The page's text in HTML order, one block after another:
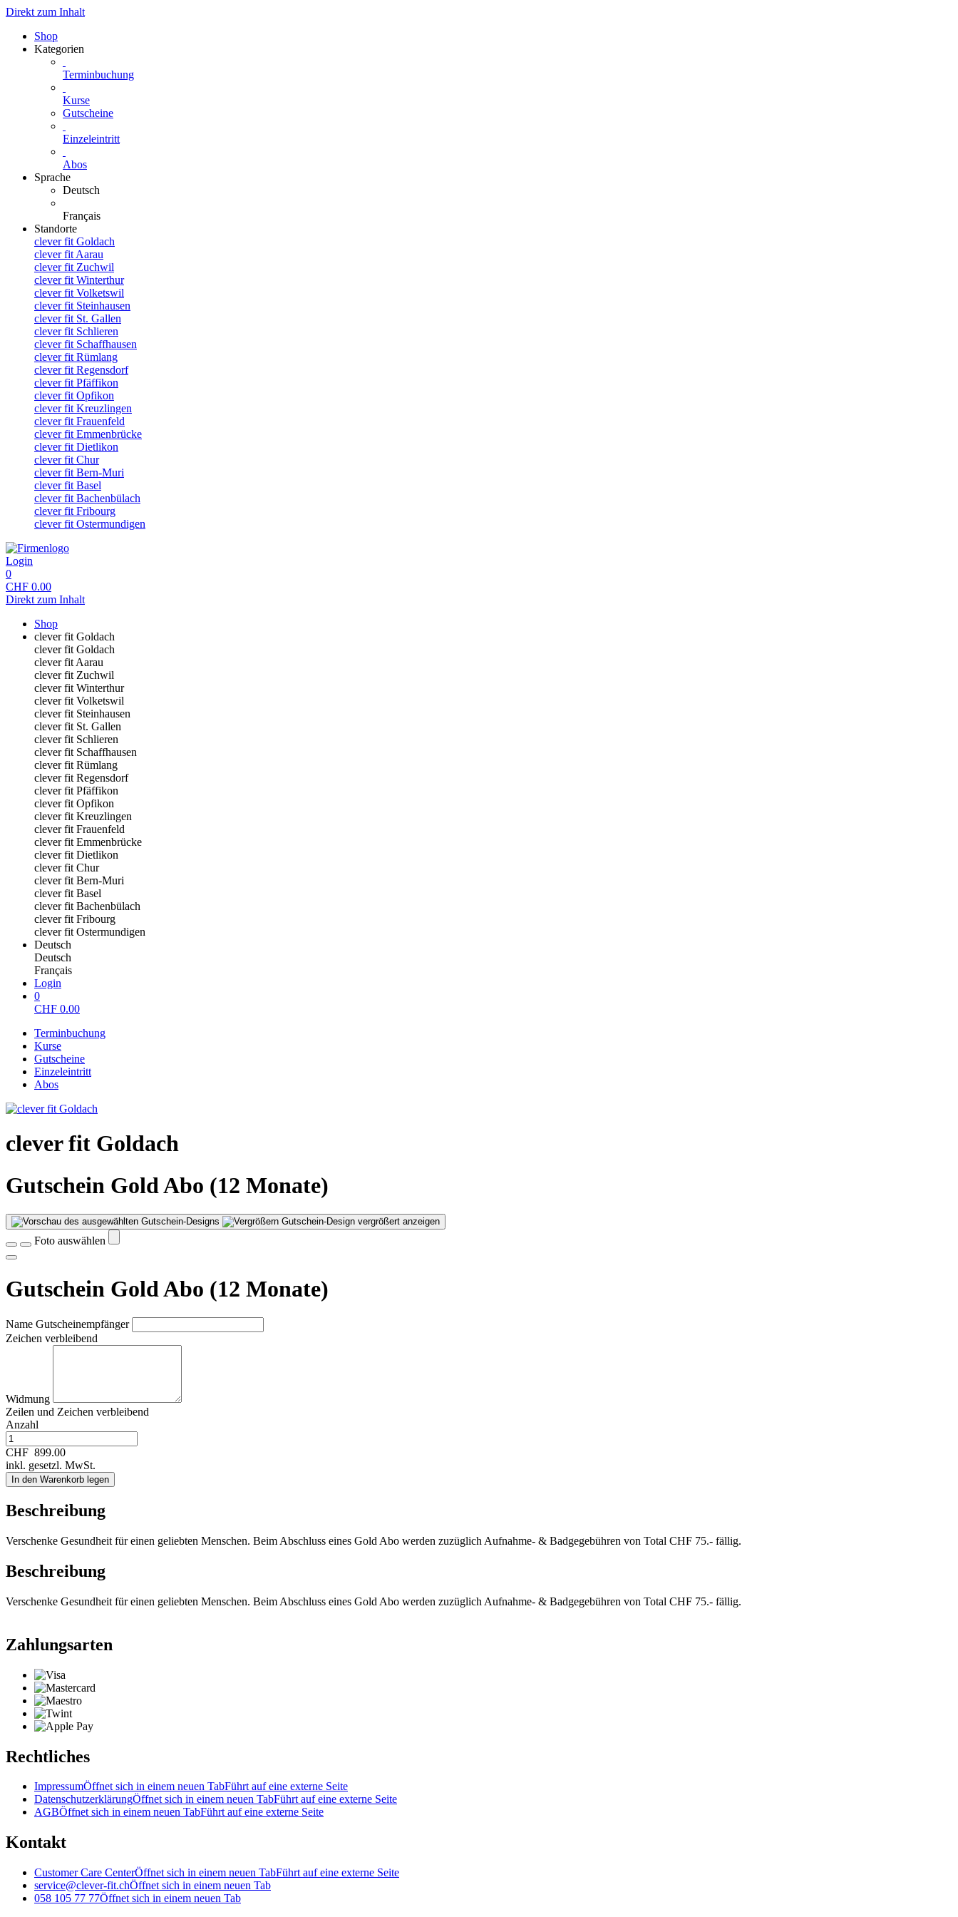
Direkt zum Inhalt
Shop
Kategorien
Terminbuchung
Kurse
Gutscheine
Einzeleintritt
Abos
Sprache
Deutsch
Français
Standorte
clever fit Goldach
clever fit Aarau
clever fit Zuchwil
clever fit Winterthur
clever fit Volketswil
clever fit Steinhausen
clever fit St. Gallen
clever fit Schlieren
clever fit Schaffhausen
clever fit Rümlang
clever fit Regensdorf
clever fit Pfäffikon
clever fit Opfikon
clever fit Kreuzlingen
clever fit Frauenfeld
clever fit Emmenbrücke
clever fit Dietlikon
clever fit Chur
clever fit Bern-Muri
clever fit Basel
clever fit Bachenbülach
clever fit Fribourg
clever fit Ostermundigen
Login
0
CHF 0.00
Direkt zum Inhalt
Shop
clever fit Goldach
clever fit Goldach
clever fit Aarau
clever fit Zuchwil
clever fit Winterthur
clever fit Volketswil
clever fit Steinhausen
clever fit St. Gallen
clever fit Schlieren
clever fit Schaffhausen
clever fit Rümlang
clever fit Regensdorf
clever fit Pfäffikon
clever fit Opfikon
clever fit Kreuzlingen
clever fit Frauenfeld
clever fit Emmenbrücke
clever fit Dietlikon
clever fit Chur
clever fit Bern-Muri
clever fit Basel
clever fit Bachenbülach
clever fit Fribourg
clever fit Ostermundigen
Deutsch
Deutsch
Français
Login
0
CHF 0.00
Terminbuchung
Kurse
Gutscheine
Einzeleintritt
Abos
clever fit Goldach
Gutschein Gold Abo (12 Monate)
Gutschein-Design vergrößert anzeigen
Foto auswählen
Gutschein Gold Abo (12 Monate)
Name Gutscheinempfänger
Zeichen verbleibend
Widmung
Zeilen und Zeichen verbleibend
Anzahl
CHF 899.00
inkl. gesetzl. MwSt.
In den Warenkorb legen
Beschreibung
Verschenke Gesundheit für einen geliebten Menschen. Beim Abschluss eines Gold Abo werden zuzüglich Aufnahme- & Badgegebühren von Total CHF 75.- fällig.
Beschreibung
Verschenke Gesundheit für einen geliebten Menschen. Beim Abschluss eines Gold Abo werden zuzüglich Aufnahme- & Badgegebühren von Total CHF 75.- fällig.
Zahlungsarten
Rechtliches
ImpressumÖffnet sich in einem neuen TabFührt auf eine externe Seite
DatenschutzerklärungÖffnet sich in einem neuen TabFührt auf eine externe Seite
AGBÖffnet sich in einem neuen TabFührt auf eine externe Seite
Kontakt
Customer Care CenterÖffnet sich in einem neuen TabFührt auf eine externe Seite
service@clever-fit.chÖffnet sich in einem neuen Tab
058 105 77 77Öffnet sich in einem neuen Tab